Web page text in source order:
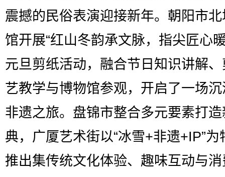
震撼的民俗表演迎接新年。朝阳市
馆开展“红山冬韵承文脉，指尖匠心
元旦剪纸活动，融合节日知识讲解
艺教学与博物馆参观，开启了一场
非遗之旅。盘锦市整合多元要素打
典，广厦艺术街以“冰雪+非遗+IP”为
推出集传统文化体验、趣味互动与